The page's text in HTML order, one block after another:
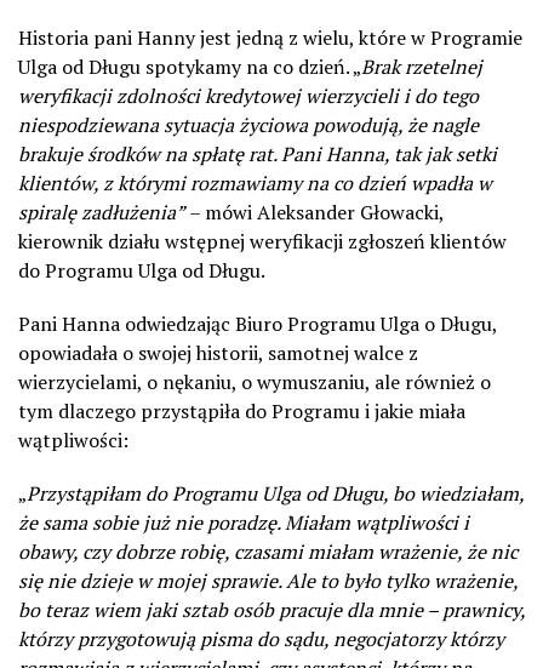
Historia pani Hanny jest jedną z wielu, które w Programie
Ulga od Długu spotykamy na co dzień. „Brak rzetelnej
weryfikacji zdolności kredytowej wierzycieli i do tego
niespodziewana sytuacja życiowa powodują, że nagle
brakuje środków na spłatę rat. Pani Hanna, tak jak setki
klientów, z którymi rozmawiamy na co dzień wpadła w
spiralę zadłużenia”– mówi Aleksander Głowacki,
kierownik działu wstępnej weryfikacji zgłoszeń klientów
do Programu Ulga od Długu.
Pani Hanna odwiedzając Biuro Programu Ulga o Długu,
opowiadała o swojej historii, samotnej walce z
wierzycielami, o nękaniu, o wymuszaniu, ale również o
tym dlaczego przystąpiła do Programu i jakie miała
wątpliwości:
„Przystąpiłam do Programu Ulga od Długu, bo wiedziałam,
że sama sobie już nie poradzę. Miałam wątpliwości i
obawy, czy dobrze robię, czasami miałam wrażenie, że nic
się nie dzieje w mojej sprawie. Ale to było tylko wrażenie,
bo teraz wiem jaki sztab osób pracuje dla mnie – prawnicy,
którzy przygotowują pisma do sądu, negocjatorzy którzy